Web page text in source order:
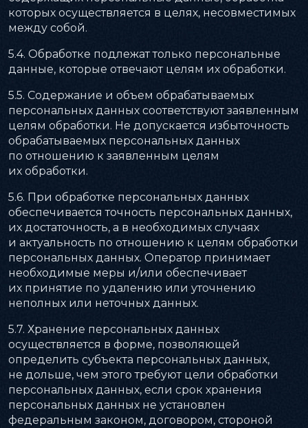
которых осуществляется в целях, несовместимых
между собой.
5.4. Обработке подлежат только персональные
данные, которые отвечают целям их обработки.
5.5. Содержание и объем обрабатываемых
персональных данных соответствуют заявленным
целям обработки. Не допускается избыточность
обрабатываемых персональных данных
по отношению к заявленным целям
их обработки.
5.6. При обработке персональных данных
обеспечивается точность персональных данных,
их достаточность, а в необходимых случаях
и актуальность по отношению к целям обработки
персональных данных. Оператор принимает
необходимые меры и/или обеспечивает
их принятие по удалению или уточнению
неполных или неточных данных.
5.7. Хранение персональных данных
осуществляется в форме, позволяющей
определить субъекта персональных данных,
не дольше, чем этого требуют цели обработки
персональных данных, если срок хранения
персональных данных не установлен
федеральным законом, договором, стороной